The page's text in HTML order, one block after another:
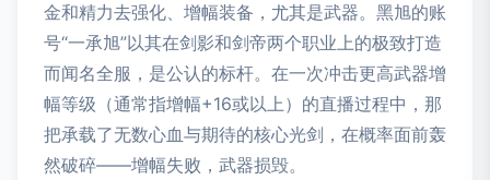
金和精力去强化、增幅装备，尤其是武器。黑旭的账
号“一承旭”以其在剑影和剑帝两个职业上的极致打造
而闻名全服，是公认的标杆。在一次冲击更高武器增
幅等级（通常指增幅+16或以上）的直播过程中，那
把承载了无数心血与期待的核心光剑，在概率面前轰
然破碎——增幅失败，武器损毁。